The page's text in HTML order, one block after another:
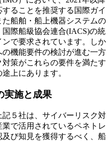
ることを推奨する国際ガイ
船舶・船上機器システムの
際船級協会連合(IACS)の統
で要求されています。しか
機能要件の検討が進む一方
策がこれらの要件を満たす
上にあります。
実施と成果
５社は、サイバーリスク対
で活用されているペネトレ
び知見を獲得するべく、船